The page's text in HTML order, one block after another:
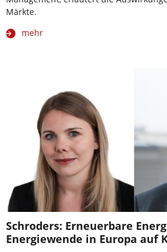
Märkte.
mehr
Schroders: Erneuerbare
Energiewende in Europa auf